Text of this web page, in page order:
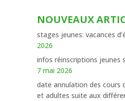
NOUVEAUX
stages jeunes: vacances
2026
infos réinscriptions jeunes
7 mai 2026
date annulation des cours
et adultes suite aux